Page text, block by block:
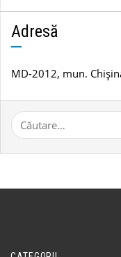
de
știri
Adresă
MD-2012, mun.
Caută
după: